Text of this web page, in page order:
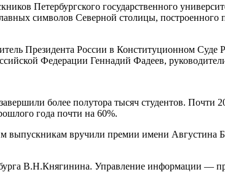
Петербургского государственного
символов Северной столицы, построенного
Президента России в Конституционном
Федерации Геннадий Фадеев,
более полутора тысяч студентов.
года почти на 60%.
вручили премии имени Августина
В.Н.Княгинина. Управление информации —